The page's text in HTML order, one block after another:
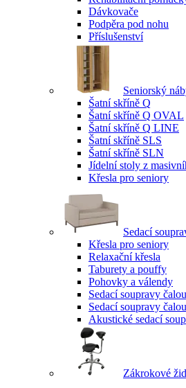
Dávkovače
Podpěra pod nohu
Příslušenství
Seniorský
Šatní skříně Q
Šatní skříně Q OVAL
Šatní skříně Q LINE
Šatní skříně SLS
Šatní skříně SLN
Jídelní stoly z
Křesla pro seniory
Sedací
Křesla pro seniory
Relaxační křesla
Taburety a pouffy
Pohovky a válendy
Sedací soupravy
Sedací soupravy
Akustické sedací
Zákrokové